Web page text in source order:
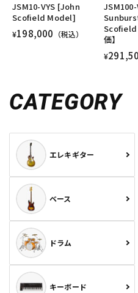
JSM10-VYS [John
Scofield Model]
¥198,000 （税込）
価】
¥
CATEGORY
エレキギター
ベース
ドラム
キーボード